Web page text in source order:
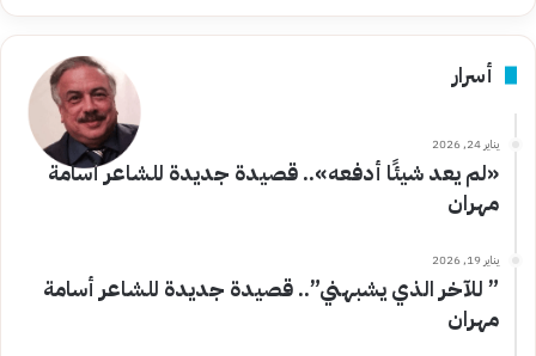
أسرار
يناير 24, 2026
«لم يعد شيئًا أدفعه».. قصيدة جديدة للشاعر أسامة
مهران
يناير 19, 2026
” للآخر الذي يشبهني”.. قصيدة جديدة للشاعر أسامة
مهران